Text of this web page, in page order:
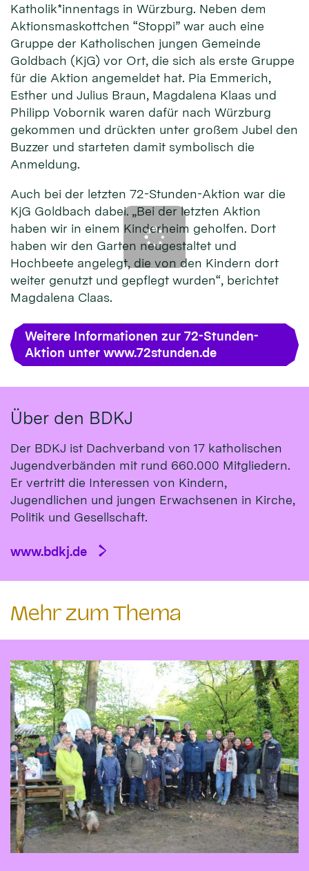
Katholik*innentags in Würzburg. Neben dem
Aktionsmaskottchen “Stoppi” war auch eine
Gruppe der Katholischen jungen Gemeinde
Goldbach (KjG) vor Ort, die sich als erste Gruppe
für die Aktion angemeldet hat. Pia Emmerich,
Esther und Julius Braun, Magdalena Klaas und
Philipp Vobornik waren dafür nach Würzburg
gekommen und drückten unter großem Jubel den
Buzzer und starteten damit symbolisch die
Anmeldung.
Auch bei der letzten 72-Stunden-Aktion war die
KjG Goldbach dabei. „Bei der letzten Aktion
haben wir in einem Kinderheim geholfen. Dort
haben wir den Garten neugestaltet und
Hochbeete angelegt, die von den Kindern dort
weiter genutzt und gepflegt wurden“, berichtet
Magdalena Claas.
Weitere Informationen zur 72-Stunden-
Aktion unter www.72stunden.de
Über den BDKJ
Der BDKJ ist Dachverband von 17 katholischen
Jugendverbänden mit rund 660.000 Mitgliedern.
Er vertritt die Interessen von Kindern,
Jugendlichen und jungen Erwachsenen in Kirche,
Politik und Gesellschaft.
www.bdkj.de
Mehr zum Thema